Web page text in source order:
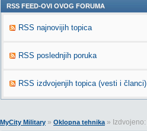
RSS FEED-OVI OVOG FORUMA
RSS najnovijih topica
RSS poslednjih poruka
RSS izdvojenjih topica (vesti i članci)
MyCity Military » Oklopna tehnika» Izdvojeno: